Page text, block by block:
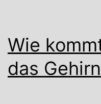
Wie
das